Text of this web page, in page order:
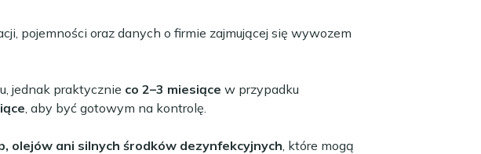
pojemności oraz danych o firmie zajmującej się wywozem
jednak praktycznie co 2–3 miesiące w przypadku
, aby być gotowym na kontrolę.
olejów ani silnych środków dezynfekcyjnych , które mogą